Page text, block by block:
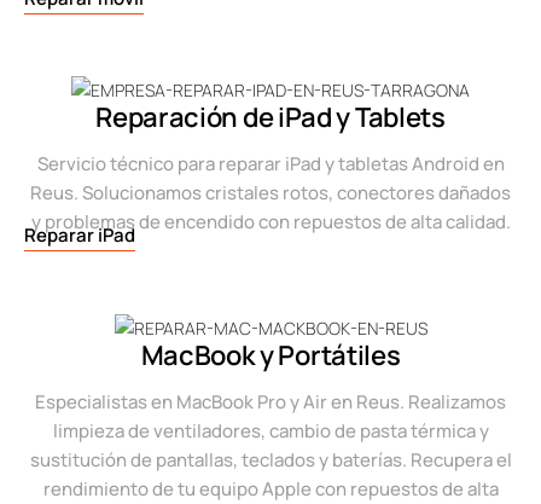
Reparación de iPad y Tablets
Servicio técnico para reparar iPad y tabletas Android en
Reus. Solucionamos cristales rotos, conectores dañados
y problemas de encendido con repuestos de alta calidad.
Reparar iPad
MacBook y Portátiles
Especialistas en MacBook Pro y Air en Reus. Realizamos
limpieza de ventiladores, cambio de pasta térmica y
sustitución de pantallas, teclados y baterías. Recupera el
rendimiento de tu equipo Apple con repuestos de alta